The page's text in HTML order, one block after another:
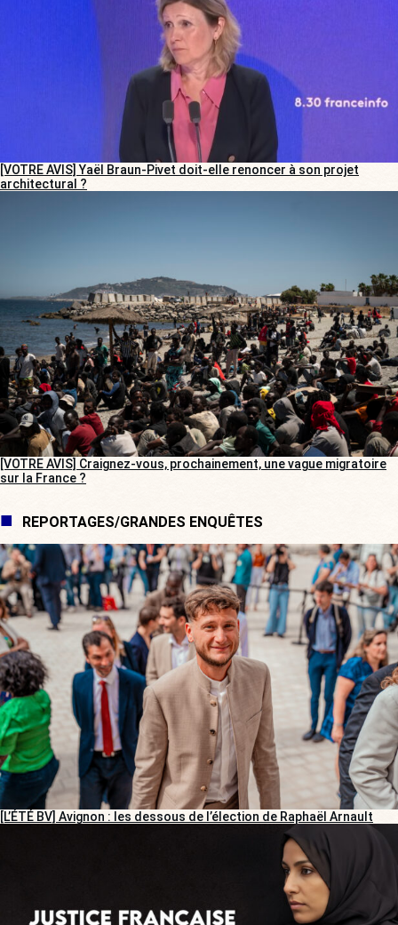
[VOTRE AVIS] Yaël Braun-Pivet doit-elle renoncer à son projet
architectural ?
[VOTRE AVIS] Craignez-vous, prochainement, une vague migratoire
sur la France ?
REPORTAGES/GRANDES ENQUÊTES
[L’ÉTÉ BV] Avignon : les dessous de l’élection de Raphaël Arnault